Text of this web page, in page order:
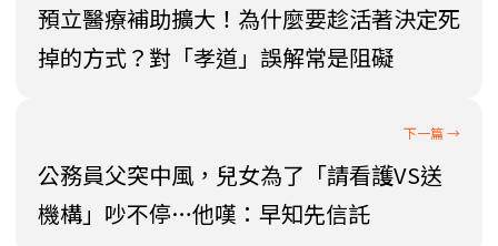
預立醫療補助擴大！為什麼要趁活著決定死
掉的方式？對「孝道」誤解常是阻礙
公務員父突中風，兒女為了「請看護VS送
機構」吵不停…他嘆：早知先信託